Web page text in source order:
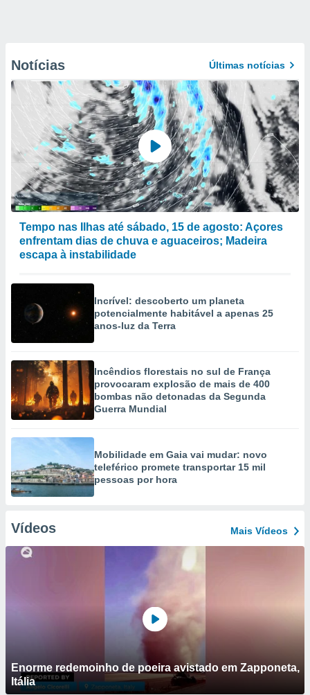
Notícias Últimas notícias
Tempo nas Ilhas até sábado, 15 de agosto: Açores
enfrentam dias de chuva e aguaceiros; Madeira
escapa à instabilidade
Incrível: descoberto um planeta
potencialmente habitável a apenas 25
anos-luz da Terra
Incêndios florestais no sul de França
provocaram explosão de mais de 400
bombas não detonadas da Segunda
Guerra Mundial
Mobilidade em Gaia vai mudar: novo
teleférico promete transportar 15 mil
pessoas por hora
Vídeos Mais Vídeos
Enorme redemoinho de poeira avistado em Zapponeta,
Itália